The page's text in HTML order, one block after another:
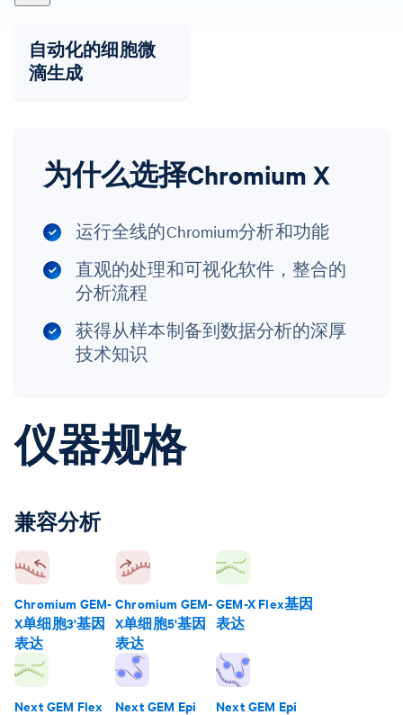
自动化的细胞微
滴生成
为什么选择Chromium X
运行全线的Chromium分析和功能
直观的处理和可视化软件，整合的
分析流程
获得从样本制备到数据分析的深厚
技术知识
仪器规格
兼容分析
Chromium GEM-
X单细胞3'基因
表达
Chromium GEM-
X单细胞5'基因
表达
GEM-X Flex基因
表达
Next GEM Flex
Next GEM Epi
Next GEM Epi